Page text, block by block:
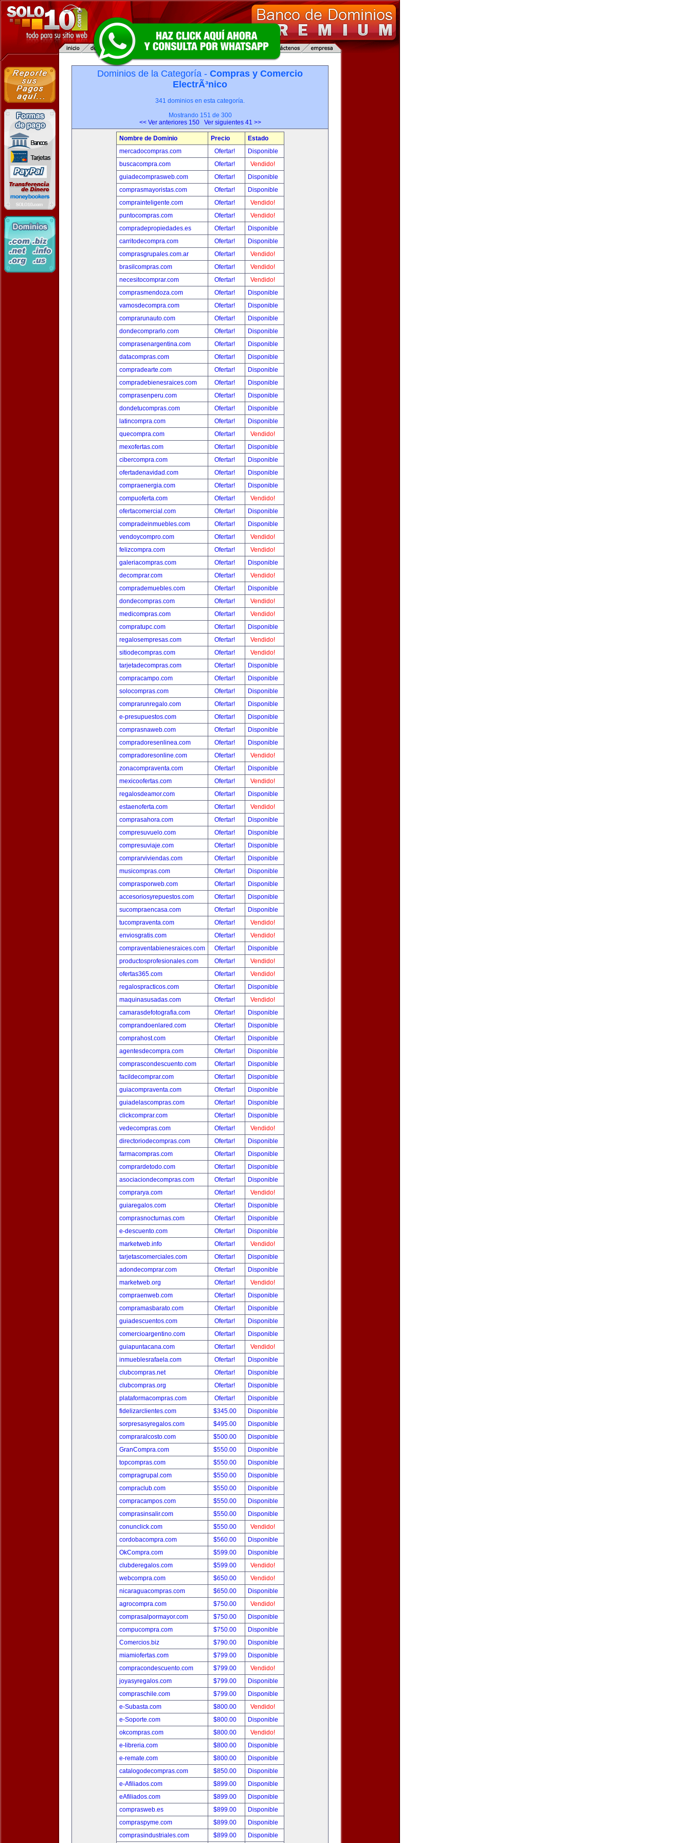
Dominios de la Categoría - Compras y Comercio
ElectrÃ³nico
341 dominios en esta categoría.
Mostrando 151 de 300
<< Ver anteriores 150
Ver siguientes 41 >>
Nombre de Dominio Precio
Estado
mercadocompras.com
Ofertar!
Disponible
buscacompra.com
Ofertar!
Vendido!
guiadecomprasweb.com
Ofertar!
Disponible
comprasmayoristas.com
Ofertar!
Disponible
comprainteligente.com
Ofertar!
Vendido!
puntocompras.com
Ofertar!
Vendido!
compradepropiedades.es
Ofertar!
Disponible
carritodecompra.com
Ofertar!
Disponible
comprasgrupales.com.ar
Ofertar!
Vendido!
brasilcompras.com
Ofertar!
Vendido!
necesitocomprar.com
Ofertar!
Vendido!
comprasmendoza.com
Ofertar!
Disponible
vamosdecompra.com
Ofertar!
Disponible
comprarunauto.com
Ofertar!
Disponible
dondecomprarlo.com
Ofertar!
Disponible
comprasenargentina.com
Ofertar!
Disponible
datacompras.com
Ofertar!
Disponible
compradearte.com
Ofertar!
Disponible
compradebienesraices.com
Ofertar!
Disponible
comprasenperu.com
Ofertar!
Disponible
dondetucompras.com
Ofertar!
Disponible
latincompra.com
Ofertar!
Disponible
quecompra.com
Ofertar!
Vendido!
mexofertas.com
Ofertar!
Disponible
cibercompra.com
Ofertar!
Disponible
ofertadenavidad.com
Ofertar!
Disponible
compraenergia.com
Ofertar!
Disponible
compuoferta.com
Ofertar!
Vendido!
ofertacomercial.com
Ofertar!
Disponible
compradeinmuebles.com
Ofertar!
Disponible
vendoycompro.com
Ofertar!
Vendido!
felizcompra.com
Ofertar!
Vendido!
galeriacompras.com
Ofertar!
Disponible
decomprar.com
Ofertar!
Vendido!
comprademuebles.com
Ofertar!
Disponible
dondecompras.com
Ofertar!
Vendido!
medicompras.com
Ofertar!
Vendido!
compratupc.com
Ofertar!
Disponible
regalosempresas.com
Ofertar!
Vendido!
sitiodecompras.com
Ofertar!
Vendido!
tarjetadecompras.com
Ofertar!
Disponible
compracampo.com
Ofertar!
Disponible
solocompras.com
Ofertar!
Disponible
comprarunregalo.com
Ofertar!
Disponible
e-presupuestos.com
Ofertar!
Disponible
comprasnaweb.com
Ofertar!
Disponible
compradoresenlinea.com
Ofertar!
Disponible
compradoresonline.com
Ofertar!
Vendido!
zonacompraventa.com
Ofertar!
Disponible
mexicoofertas.com
Ofertar!
Vendido!
regalosdeamor.com
Ofertar!
Disponible
estaenoferta.com
Ofertar!
Vendido!
comprasahora.com
Ofertar!
Disponible
compresuvuelo.com
Ofertar!
Disponible
compresuviaje.com
Ofertar!
Disponible
comprarviviendas.com
Ofertar!
Disponible
musicompras.com
Ofertar!
Disponible
comprasporweb.com
Ofertar!
Disponible
accesoriosyrepuestos.com
Ofertar!
Disponible
sucompraencasa.com
Ofertar!
Disponible
tucompraventa.com
Ofertar!
Vendido!
enviosgratis.com
Ofertar!
Vendido!
compraventabienesraices.com
Ofertar!
Disponible
productosprofesionales.com
Ofertar!
Vendido!
ofertas365.com
Ofertar!
Vendido!
regalospracticos.com
Ofertar!
Disponible
maquinasusadas.com
Ofertar!
Vendido!
camarasdefotografia.com
Ofertar!
Disponible
comprandoenlared.com
Ofertar!
Disponible
comprahost.com
Ofertar!
Disponible
agentesdecompra.com
Ofertar!
Disponible
comprascondescuento.com
Ofertar!
Disponible
facildecomprar.com
Ofertar!
Disponible
guiacompraventa.com
Ofertar!
Disponible
guiadelascompras.com
Ofertar!
Disponible
clickcomprar.com
Ofertar!
Disponible
vedecompras.com
Ofertar!
Vendido!
directoriodecompras.com
Ofertar!
Disponible
farmacompras.com
Ofertar!
Disponible
comprardetodo.com
Ofertar!
Disponible
asociaciondecompras.com
Ofertar!
Disponible
comprarya.com
Ofertar!
Vendido!
guiaregalos.com
Ofertar!
Disponible
comprasnocturnas.com
Ofertar!
Disponible
e-descuento.com
Ofertar!
Disponible
marketweb.info
Ofertar!
Vendido!
tarjetascomerciales.com
Ofertar!
Disponible
adondecomprar.com
Ofertar!
Disponible
marketweb.org
Ofertar!
Vendido!
compraenweb.com
Ofertar!
Disponible
compramasbarato.com
Ofertar!
Disponible
guiadescuentos.com
Ofertar!
Disponible
comercioargentino.com
Ofertar!
Disponible
guiapuntacana.com
Ofertar!
Vendido!
inmueblesrafaela.com
Ofertar!
Disponible
clubcompras.net
Ofertar!
Disponible
clubcompras.org
Ofertar!
Disponible
plataformacompras.com
Ofertar!
Disponible
fidelizarclientes.com
$345.00
Disponible
sorpresasyregalos.com
$495.00
Disponible
compraralcosto.com
$500.00
Disponible
GranCompra.com
$550.00
Disponible
topcompras.com
$550.00
Disponible
compragrupal.com
$550.00
Disponible
compraclub.com
$550.00
Disponible
compracampos.com
$550.00
Disponible
comprasinsalir.com
$550.00
Disponible
conunclick.com
$550.00
Vendido!
cordobacompra.com
$560.00
Disponible
OkCompra.com
$599.00
Disponible
clubderegalos.com
$599.00
Vendido!
webcompra.com
$650.00
Vendido!
nicaraguacompras.com
$650.00
Disponible
agrocompra.com
$750.00
Vendido!
comprasalpormayor.com
$750.00
Disponible
compucompra.com
$750.00
Disponible
Comercios.biz
$790.00
Disponible
miamiofertas.com
$799.00
Disponible
compracondescuento.com
$799.00
Vendido!
joyasyregalos.com
$799.00
Disponible
compraschile.com
$799.00
Disponible
e-Subasta.com
$800.00
Vendido!
e-Soporte.com
$800.00
Disponible
okcompras.com
$800.00
Vendido!
e-libreria.com
$800.00
Disponible
e-remate.com
$800.00
Disponible
catalogodecompras.com
$850.00
Disponible
e-Afiliados.com
$899.00
Disponible
eAfiliados.com
$899.00
Disponible
comprasweb.es
$899.00
Disponible
compraspyme.com
$899.00
Disponible
comprasindustriales.com
$899.00 Disponible